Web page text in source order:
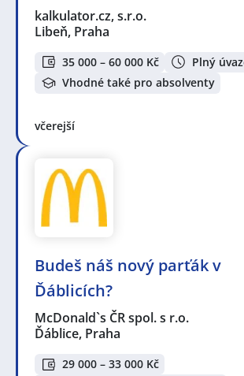
kalkulator.cz, s.r.o.
Libeň, Praha
35 000 – 60 000 Kč
Plný
Vhodné také pro absolventy
včerejší
Budeš náš nový parťák v
Ďáblicích?
McDonald`s ČR spol. s r.o.
Ďáblice, Praha
29 000 – 33 000 Kč